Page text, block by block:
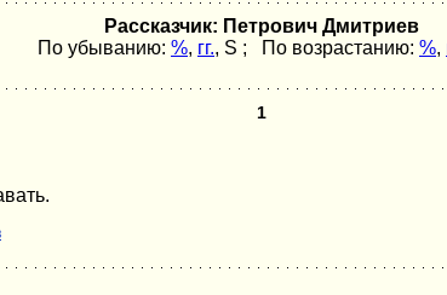
Рассказчик: Петрович Дмитриев
По убыванию: %, гг., S ; По возрастанию: %,
1